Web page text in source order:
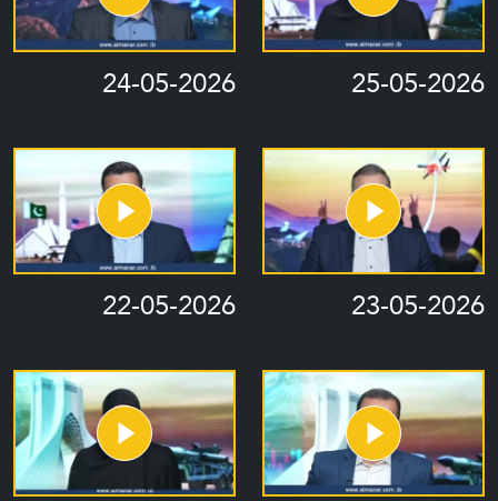
25-05-2026
24-05-2026
23-05-2026
22-05-2026